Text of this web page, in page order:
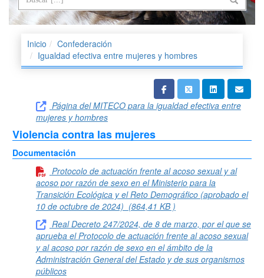
Inicio
Confederación
Igualdad efectiva entre mujeres y hombres
Página del MITECO para la igualdad efectiva entre
mujeres y hombres
Violencia contra las mujeres
Documentación
Protocolo de actuación frente al acoso sexual y al
acoso por razón de sexo en el Ministerio para la
Transición Ecológica y el Reto Demográfico (aprobado el
10 de octubre de 2024) (864,41 KB )
Real Decreto 247/2024, de 8 de marzo, por el que se
aprueba el Protocolo de actuación frente al acoso sexual
y al acoso por razón de sexo en el ámbito de la
Administración General del Estado y de sus organismos
públicos